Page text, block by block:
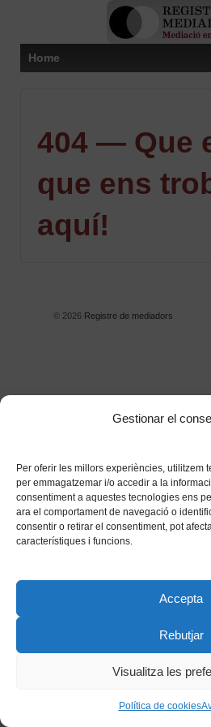
Gestionar el
Per oferir les millors experiències, utilitzem
per emmagatzemar i/o accedir a la
consentiment a aquestes tecnologies ens
ara el comportament de navegació o
consentir o retirar el consentiment, pot
característiques i funcions.
Accepta
Rebutjar
Visualitza les
Política de cookies
Home
404 — Que
que ens
aquí!
© 2026Registre de mediadors